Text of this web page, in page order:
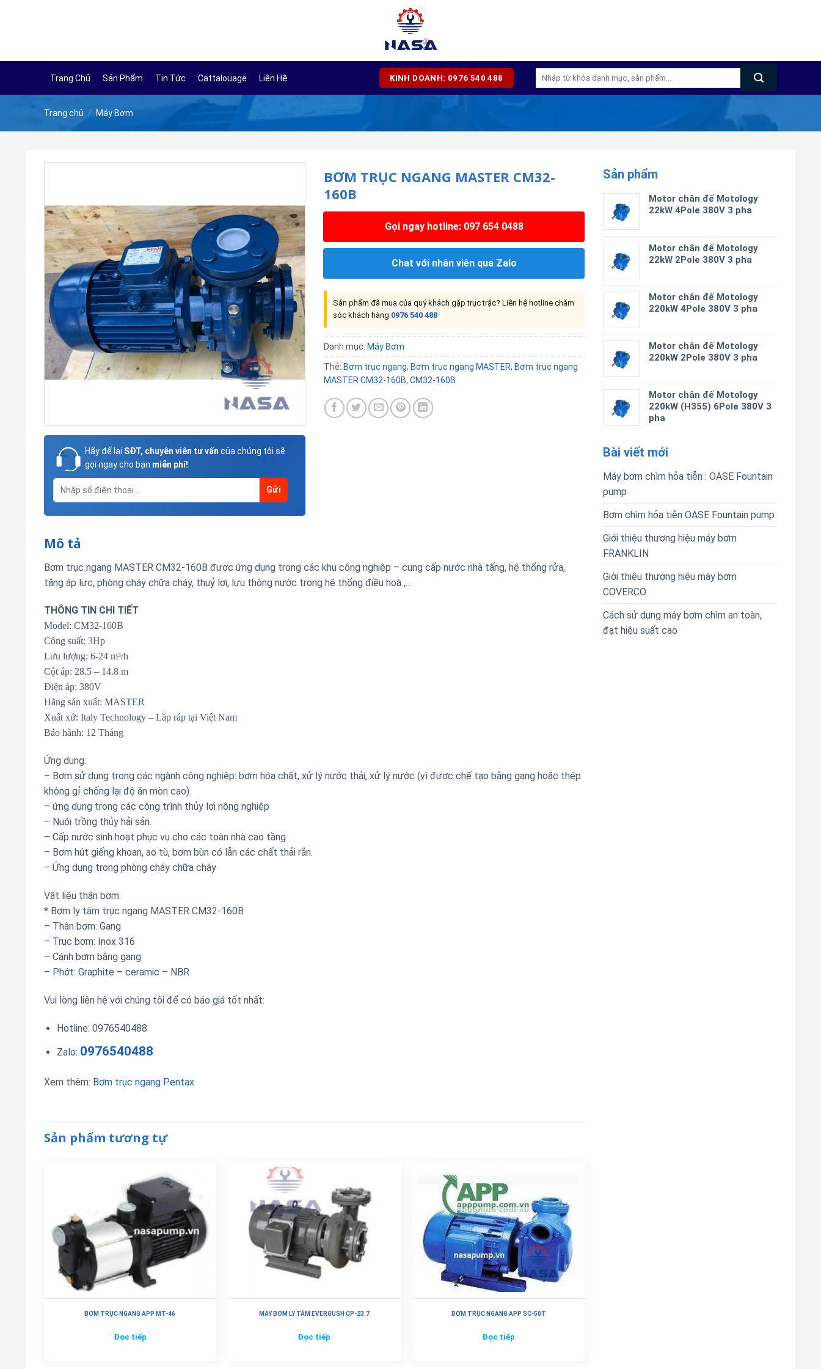
Trang Chủ Sản Phẩm Tin Tức Cattalouage Liên Hệ KINH DOANH: 0976 540 488
Tìm
kiếm:
Trang chủ / Máy Bơm
Sản phẩm
Motor chân đế Motology
22kW 4Pole 380V 3 pha
Motor chân đế Motology
22kW 2Pole 380V 3 pha
Motor chân đế Motology
220kW 4Pole 380V 3 pha
Motor chân đế Motology
220kW 2Pole 380V 3 pha
Motor chân đế Motology
220kW (H355) 6Pole 380V 3
pha
Bài viết mới
Máy bơm chìm hỏa tiễn : OASE Fountain
pump
Bơm chìm hỏa tiễn OASE Fountain pump
Giới thiệu thương hiệu máy bơm
FRANKLIN
Giới thiệu thương hiệu máy bơm
COVERCO
Cách sử dụng máy bơm chìm an toàn,
đạt hiệu suất cao
Hãy để lại SĐT, chuyên viên tư vấn của chúng tôi sẽ
gọi ngay cho bạn miễn phí!
BƠM TRỤC NGANG MASTER CM32-
160B
Gọi ngay hotline: 097 654 0488
Chat với nhân viên qua Zalo
Sản phẩm đã mua của quý khách gặp trục trặc? Liên hệ hotline chăm
sóc khách hàng 0976 540 488
Danh mục: Máy Bơm
Thẻ: Bơm trục ngang, Bơm trục ngang MASTER, Bơm trục ngang
MASTER CM32-160B, CM32-160B
Mô tả
Bơm trục ngang MASTER CM32-160B được ứng dụng trong các khu công nghiệp – cung cấp nước nhà tấng, hệ thống rửa,
tăng áp lực, phòng cháy chữa cháy, thuỷ lợi, lưu thông nước trong hệ thống điều hoà ,…
THÔNG TIN CHI TIẾT
Model: CM32-160B
Công suất: 3Hp
Lưu lượng: 6-24 m³/h
Cột áp: 28.5 – 14.8 m
Điện áp: 380V
Hãng sản xuất: MASTER
Xuất xứ: Italy Technology – Lắp ráp tại Việt Nam
Bảo hành: 12 Tháng
Ứng dụng:
– Bơm sử dụng trong các ngành công nghiệp: bơm hóa chất, xử lý nước thải, xử lý nước (vì được chế tạo bằng gang hoặc thép
không gỉ chống lại độ ăn mòn cao).
– ứng dụng trong các công trình thủy lợi nông nghiệp
– Nuôi trồng thủy hải sản.
– Cấp nước sinh hoạt phục vụ cho các toàn nhà cao tầng.
– Bơm hút giếng khoan, ao tù, bơm bùn có lẫn các chất thải rắn.
– Ứng dụng trong phòng cháy chữa cháy
Vật liệu thân bơm:
* Bơm ly tâm trục ngang MASTER CM32-160B
– Thân bơm: Gang
– Trục bơm: Inox 316
– Cánh bơm bằng gang
– Phớt: Graphite – ceramic – NBR
Vui lòng liên hệ với chúng tôi để có báo giá tốt nhất:
Hotline: 0976540488
Zalo: 0976540488
Xem thêm: Bơm trục ngang Pentax
Sản phẩm tương tự
BƠM TRỤC NGANG APP MT-46
Đọc tiếp
MÁY BƠM LY TÂM EVERGUSH CP-23.7
Đọc tiếp
BƠM TRỤC NGANG APP SC-50T
Đọc tiếp